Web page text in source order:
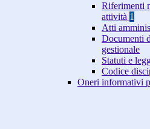
Riferimenti
attività 1
Atti
Documenti
gestionale
Statuti e
Codice
Oneri informativi